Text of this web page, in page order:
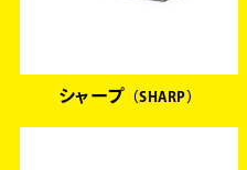
シャープ SHARP